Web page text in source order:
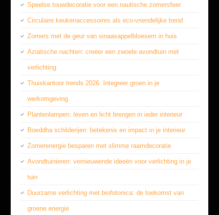
Speelse touwdecoratie voor een nautische zomersfeer
Circulaire keukenaccessoires als eco-vriendelijke trend
Zomers met de geur van sinaasappelbloesem in huis
Aziatische nachten: creëer een zwoele avondtuin met
verlichting
Thuiskantoor trends 2026: Integreer groen in je
werkomgeving
Plantenlampen: leven en licht brengen in ieder interieur
Boeddha schilderijen: betekenis en impact in je interieur
Zomerenergie besparen met slimme raamdecoratie
Avondtuinieren: vernieuwende ideeën voor verlichting in je
tuin
Duurzame verlichting met biofotonica: de toekomst van
groene energie